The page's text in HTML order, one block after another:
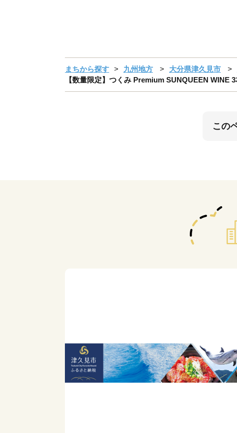
まちから探す 九州地方 大分県津久見市
【数量限定】つくみ Premium SUNQUEEN WINE
この